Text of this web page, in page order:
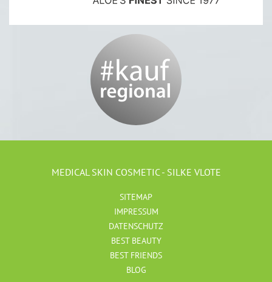
MEDICAL SKIN COSMETIC - SILKE VLOTE
SITEMAP
IMPRESSUM
DATENSCHUTZ
BEST BEAUTY
BEST FRIENDS
BLOG